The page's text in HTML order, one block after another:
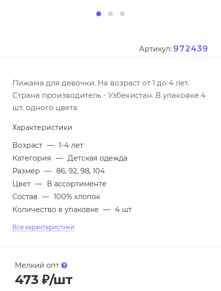
Артикул: 972439
Пижама для девочки. На возраст от 1 до 4 лет.
Страна производитель - Узбекистан. В упаковке 4
шт. одного цвета
Характеристики
Возраст — 1-4 лет
Категория — Детская одежда
Размер — 86, 92, 98, 104
Цвет — В ассортименте
Состав — 100% хлопок
Количество в упаковке — 4 шт
Все характеристики
Мелкий опт
473 ₽/шт